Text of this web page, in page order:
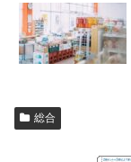
総合